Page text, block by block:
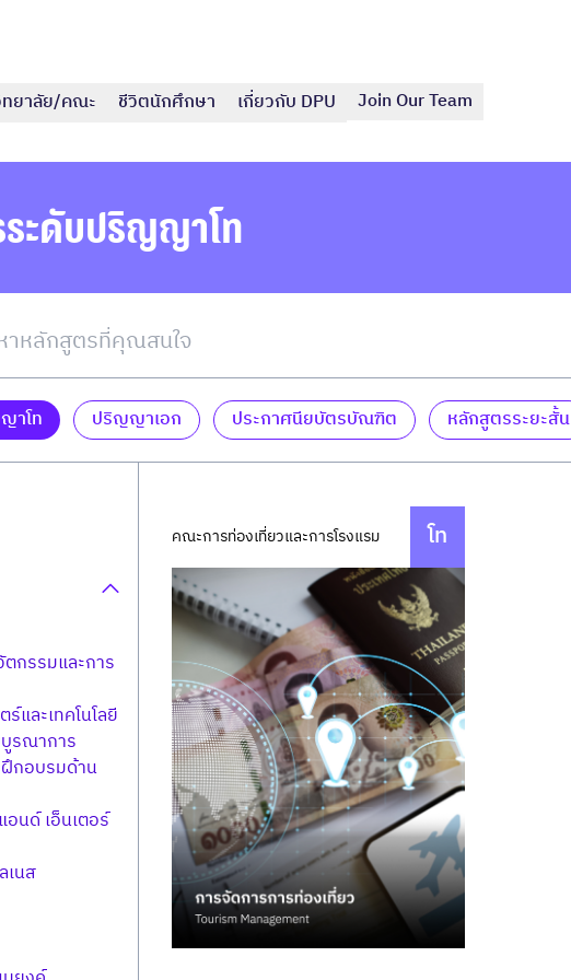
ยาลัย/คณะ ชีวิตนักศึกษา เกี่ยวกับ DPU Join Our Team
ะดับปริญญาโท
าโท ปริญญาเอก ประกาศนียบัตรบัณฑิต หลักสูตรระยะสั้น
กรรมและการ
และเทคโนโลยี
รณาการ
กอบรมด้าน
นด์ เอ็นเตอร์
เนส
คณะการท่องเที่ยวและการโรงแรม โท